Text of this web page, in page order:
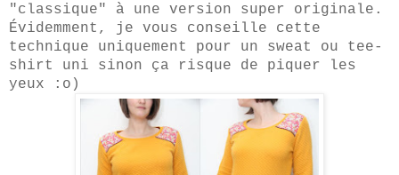
"classique" à une version super originale.
Évidemment, je vous conseille cette
technique uniquement pour un sweat ou tee-
shirt uni sinon ça risque de piquer les
yeux :o)